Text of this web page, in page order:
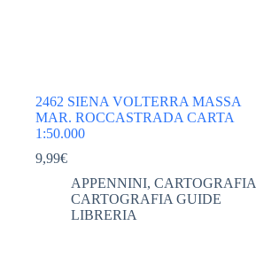
2462 SIENA VOLTERRA MASSA
MAR. ROCCASTRADA CARTA
1:50.000
9,99€
APPENNINI, CARTOGRAFIA
CARTOGRAFIA GUIDE
LIBRERIA